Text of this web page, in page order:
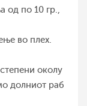
од по 10 гр.,
во плех.
околу
долниот раб